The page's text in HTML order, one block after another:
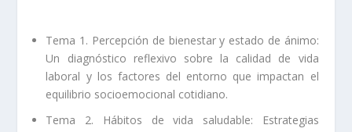
Tema 1. Percepción de bienestar y estado de ánimo:
Un diagnóstico reflexivo sobre la calidad de vida
laboral y los factores del entorno que impactan el
equilibrio socioemocional cotidiano.
Tema 2. Hábitos de vida saludable: Estrategias